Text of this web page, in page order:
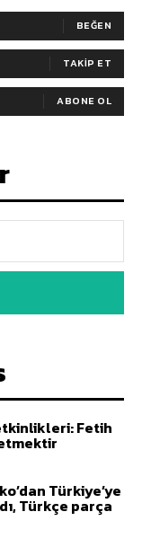
BEĞEN
TAKIP ET
ABONE OL
Fetih
Türkiye’ye
Türkçe parça